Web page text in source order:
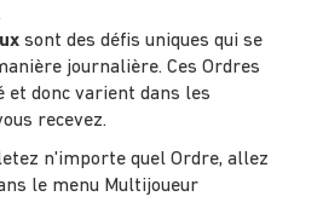
sont des défis uniques qui se
journalière. Ces Ordres
donc varient dans les
recevez.
n'importe quel Ordre, allez
le menu Multijoueur